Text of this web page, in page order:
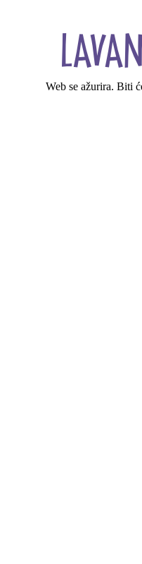
Web se ažurira. Biti